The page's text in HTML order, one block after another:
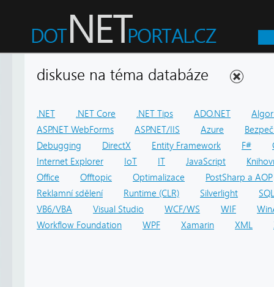
diskuse na téma databáze
.NET .NET Core .NET Tips ADO.NET
ASP.NET WebForms
ASP.NET/IIS Azure
Debugging
DirectX Entity Framework F#
Internet Explorer
IoT IT JavaScript
Office
Offtopic Optimalizace
PostSharp a AOP
Reklamní sdělení
Runtime (CLR) Silverlight
SQL
VB6/VBA
Visual Studio WCF/WS WIF
Workflow Foundation
WPF Xamarin XML